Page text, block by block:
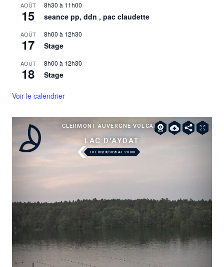
AOÛT
15
8h30 à 11h00
seance pp, ddn , pac claudette
AOÛT
17
8h00 à 12h30
Stage
AOÛT
18
8h00 à 12h30
Stage
Voir le calendrier